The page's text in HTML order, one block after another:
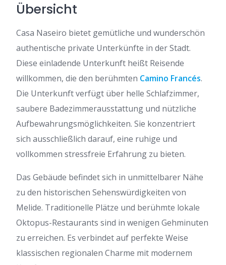
Übersicht
Casa Naseiro bietet gemütliche und wunderschön
authentische private Unterkünfte in der Stadt.
Diese einladende Unterkunft heißt Reisende
willkommen, die den berühmten Camino Francés.
Die Unterkunft verfügt über helle Schlafzimmer,
saubere Badezimmerausstattung und nützliche
Aufbewahrungsmöglichkeiten. Sie konzentriert
sich ausschließlich darauf, eine ruhige und
vollkommen stressfreie Erfahrung zu bieten.
Das Gebäude befindet sich in unmittelbarer Nähe
zu den historischen Sehenswürdigkeiten von
Melide. Traditionelle Plätze und berühmte lokale
Oktopus-Restaurants sind in wenigen Gehminuten
zu erreichen. Es verbindet auf perfekte Weise
klassischen regionalen Charme mit modernem